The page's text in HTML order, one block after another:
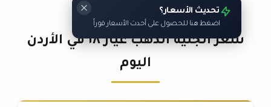
تحديث الأسعار؟
اضغط هنا للحصول على أحدث الأسعار فوراً
سعر الجنيه الذهب عيار ١٨ في الأردن
اليوم